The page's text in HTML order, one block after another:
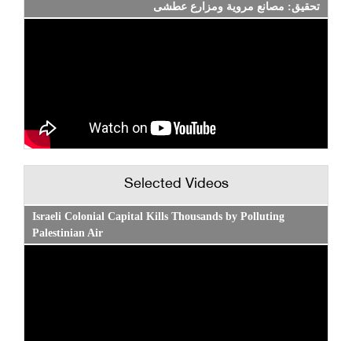
تحقيق: مصانع مروية ومزارع عطشى
Selected Videos
Israeli Colonial Capital Kills Thousands by Polluting
Palestinian Air